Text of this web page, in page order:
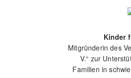
Kinder
Mitgründerin des
V.“ zur
Familien in